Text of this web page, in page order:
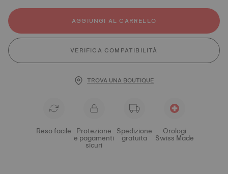
AGGIUNGI AL CARRELLO
VERIFICA COMPATIBILITÀ
TROVA UNA BOUTIQUE
Reso facile Protezione
e pagamenti
sicuri
Spedizione
gratuita
Orologi
Swiss Made